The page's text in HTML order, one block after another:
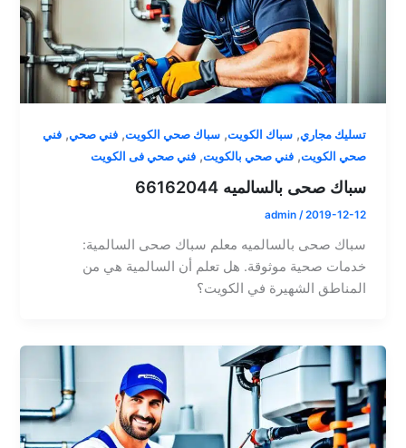
تسليك مجاري,سباك الكويت,سباك صحي الكويت,فني صحي,فني
صحي الكويت,فني صحي بالكويت,فني صحي فى الكويت
سباك صحى بالسالميه 66162044
admin /2019-12-12
سباك صحى بالسالميه معلم سباك صحى السالمية:
خدمات صحية موثوقة. هل تعلم أن السالمية هي من
المناطق الشهيرة في الكويت؟